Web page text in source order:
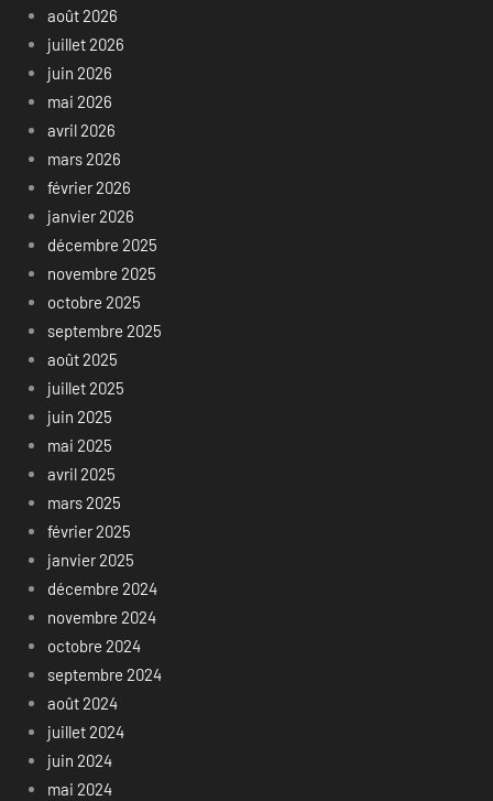
août 2026
juillet 2026
juin 2026
mai 2026
avril 2026
mars 2026
février 2026
janvier 2026
décembre 2025
novembre 2025
octobre 2025
septembre 2025
août 2025
juillet 2025
juin 2025
mai 2025
avril 2025
mars 2025
février 2025
janvier 2025
décembre 2024
novembre 2024
octobre 2024
septembre 2024
août 2024
juillet 2024
juin 2024
mai 2024